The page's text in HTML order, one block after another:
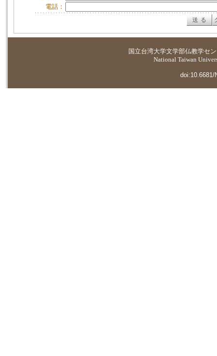
電話：
国立台湾大学文学部仏教学セ
National Taiwan
doi:10.6681/